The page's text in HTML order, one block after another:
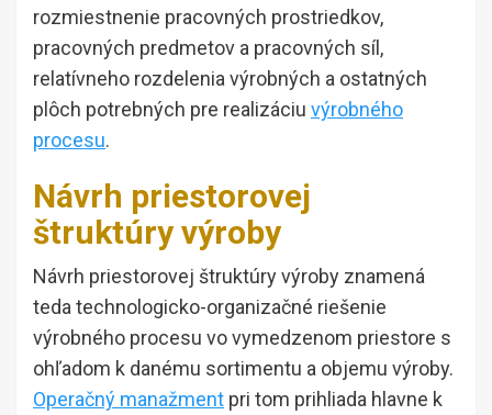
rozmiestnenie pracovných prostriedkov,
pracovných predmetov a pracovných síl,
relatívneho rozdelenia výrobných a ostatných
plôch potrebných pre realizáciu výrobného
procesu.
Návrh priestorovej
štruktúry výroby
Návrh priestorovej štruktúry výroby znamená
teda technologicko-organizačné riešenie
výrobného procesu vo vymedzenom priestore s
ohľadom k danému sortimentu a objemu výroby.
Operačný manažment pri tom prihliada hlavne k